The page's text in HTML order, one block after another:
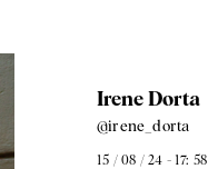
Irene Dorta
@irene_dorta
15 / 08 / 24 - 17: 58